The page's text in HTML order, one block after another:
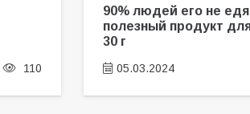
110
90% людей его не
полезный продукт
30 г
05.03.2024